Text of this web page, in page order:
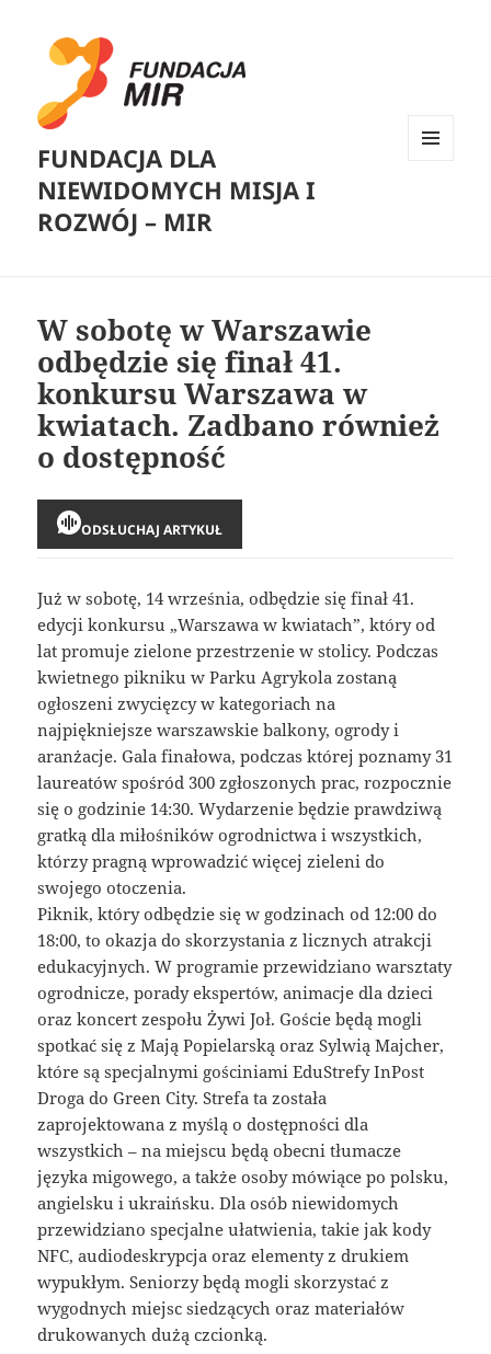
FUNDACJA DLA
NIEWIDOMYCH MISJA I
ROZWÓJ – MIR
W sobotę w Warszawie
odbędzie się finał 41.
konkursu Warszawa w
kwiatach. Zadbano również
o dostępność
ODSŁUCHAJ ARTYKUŁ
Już w sobotę, 14 września, odbędzie się finał 41.
edycji konkursu „Warszawa w kwiatach”, który od
lat promuje zielone przestrzenie w stolicy. Podczas
kwietnego pikniku w Parku Agrykola zostaną
ogłoszeni zwycięzcy w kategoriach na
najpiękniejsze warszawskie balkony, ogrody i
aranżacje. Gala finałowa, podczas której poznamy 31
laureatów spośród 300 zgłoszonych prac, rozpocznie
się o godzinie 14:30. Wydarzenie będzie prawdziwą
gratką dla miłośników ogrodnictwa i wszystkich,
którzy pragną wprowadzić więcej zieleni do
swojego otoczenia.
Piknik, który odbędzie się w godzinach od 12:00 do
18:00, to okazja do skorzystania z licznych atrakcji
edukacyjnych. W programie przewidziano warsztaty
ogrodnicze, porady ekspertów, animacje dla dzieci
oraz koncert zespołu Żywi Joł. Goście będą mogli
spotkać się z Mają Popielarską oraz Sylwią Majcher,
które są specjalnymi gościniami EduStrefy InPost
Droga do Green City. Strefa ta została
zaprojektowana z myślą o dostępności dla
wszystkich – na miejscu będą obecni tłumacze
języka migowego, a także osoby mówiące po polsku,
angielsku i ukraińsku. Dla osób niewidomych
przewidziano specjalne ułatwienia, takie jak kody
NFC, audiodeskrypcja oraz elementy z drukiem
wypukłym. Seniorzy będą mogli skorzystać z
wygodnych miejsc siedzących oraz materiałów
drukowanych dużą czcionką.